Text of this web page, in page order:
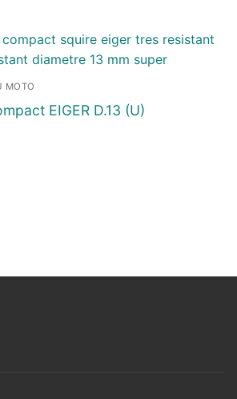
MOTO
EIGER D.13 (U)